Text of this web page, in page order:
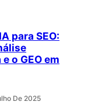
para SEO:
o GEO em
De 2025